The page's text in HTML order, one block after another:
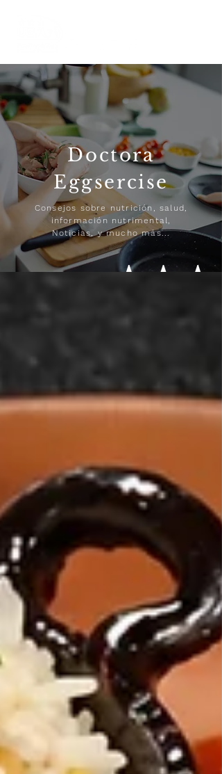
Doctora
Eggsercise
Consejos sobre nutrición, salud,
información nutrimental,
Noticias, y mucho más...